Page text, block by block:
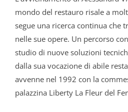
mondo del restauro risale a
segue una ricerca continua che
nelle sue opere. Un percorso
studio di nuove soluzioni
dalla sua vocazione di abile
avvenne nel 1992 con la
palazzina Liberty La Fleur del